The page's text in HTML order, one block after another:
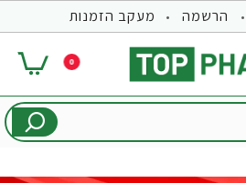
הרשמה מעקב הזמנות
0